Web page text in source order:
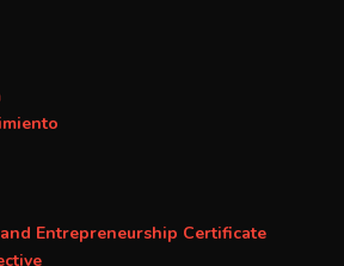
Entrepreneurship Certificate